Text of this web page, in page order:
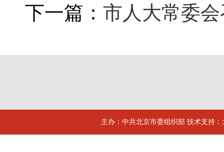
下一篇： 市人大常委
主办：中共北京市委组织部 技术支持